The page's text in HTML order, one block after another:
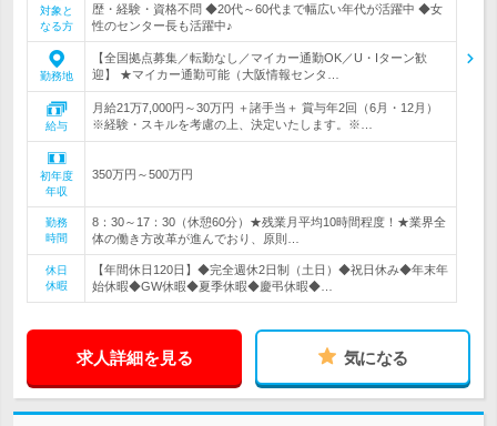
対象と
なる方
歴・経験・資格不問 ◆20代～60代まで幅広い年代が活躍中 ◆女
性のセンター長も活躍中♪
勤務地
【全国拠点募集／転勤なし／マイカー通勤OK／U・Iターン歓
迎】 ★マイカー通勤可能（大阪情報センタ…
給与
月給21万7,000円～30万円 ＋諸手当＋ 賞与年2回（6月・12月）
※経験・スキルを考慮の上、決定いたします。※…
初年度
年収
350万円～500万円
勤務
時間
8：30～17：30（休憩60分）★残業月平均10時間程度！★業界全
体の働き方改革が進んでおり、原則…
休日
休暇
【年間休日120日】◆完全週休2日制（土日）◆祝日休み◆年末年
始休暇◆GW休暇◆夏季休暇◆慶弔休暇◆…
求人詳細を見る 気になる